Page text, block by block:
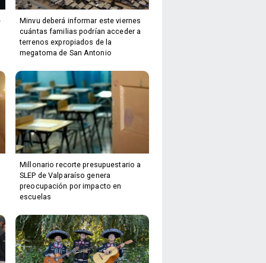
Minvu deberá informar este viernes
cuántas familias podrían acceder a
terrenos expropiados de la
megatoma de San Antonio
Millonario recorte presupuestario a
SLEP de Valparaíso genera
preocupación por impacto en
escuelas